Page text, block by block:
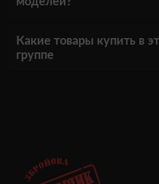
Какие товары купить в
группе